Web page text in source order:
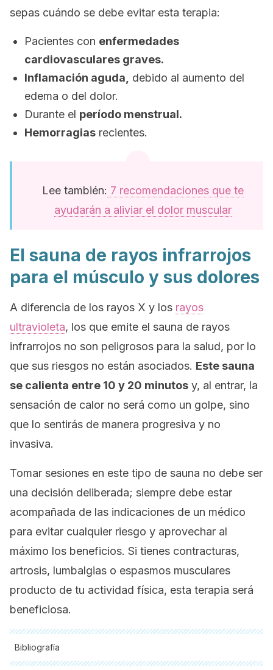
sepas cuándo se debe evitar esta terapia:
Pacientes con enfermedades
cardiovasculares graves.
Inflamación aguda,
debido al aumento del
edema o del dolor.
Durante el período menstrual.
Hemorragias recientes.
Lee también: 7 recomendaciones que te
ayudarán a aliviar el dolor muscular
El sauna de rayos infrarrojos
para el músculo y sus dolores
A diferencia de los rayos X y los rayos
ultravioleta, los que emite el sauna de rayos
infrarrojos no son peligrosos para la salud, por lo
que sus riesgos no están asociados. Este sauna
se calienta entre 10 y 20 minutos y, al entrar, la
sensación de calor no será como un golpe, sino
que lo sentirás de manera progresiva y no
invasiva.
Tomar sesiones en este tipo de sauna no debe ser
una decisión deliberada; siempre debe estar
acompañada de las indicaciones de un médico
para evitar cualquier riesgo y aprovechar al
máximo los beneficios. Si tienes contracturas,
artrosis, lumbalgias o espasmos musculares
producto de tu actividad física, esta terapia será
beneficiosa.
Bibliografía
Todas las fuentes citadas fueron revisadas a profundidad por